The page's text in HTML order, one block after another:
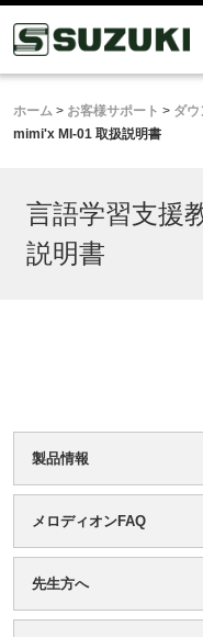
ホーム > お客様サポート > ダウ
mimi'x MI-01 取扱説明書
言語学習支援
説明書
製品情報
メロディオンFAQ
先生方へ